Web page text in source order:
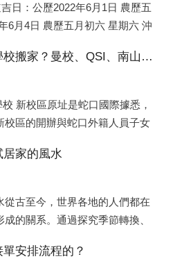
日：公歷2022年6月1日 農歷五
6月4日 農歷五月初六 星期六 沖
順豐翠園社區深圳三所國際化學校搬家？曼校、QSI、南山中英文搬走了
新校區原址是蛇口國際據悉，
區的開辦與蛇口外籍人員子女
家的風水
古至今，世界各地的人們都在
的關系。通過探究季節轉換、
安排流程的？